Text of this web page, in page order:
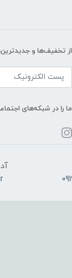
از تخفیف‌ها و
ما را در شبکه‌های